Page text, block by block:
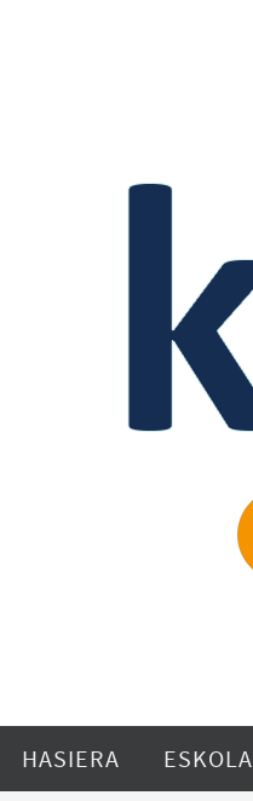
HASIERA ESKOLA